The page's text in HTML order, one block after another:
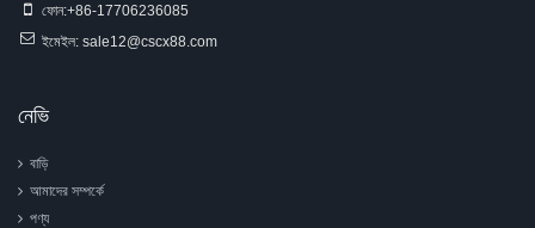
ফোন:+86-17706236085
ইমেইল: sale12@cscx88.com
নেভি
বাড়ি
আমাদের সম্পর্কে
পণ্য